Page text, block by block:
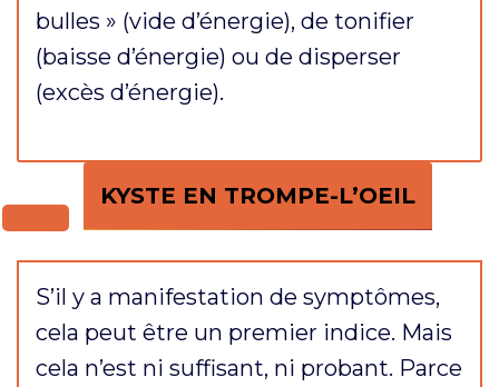
bulles » (vide d’énergie), de tonifier
(baisse d’énergie) ou de disperser
(excès d’énergie).
KYSTE EN TROMPE-L’OEIL
S’il y a manifestation de symptômes,
cela peut être un premier indice. Mais
cela n’est ni suffisant, ni probant. Parce